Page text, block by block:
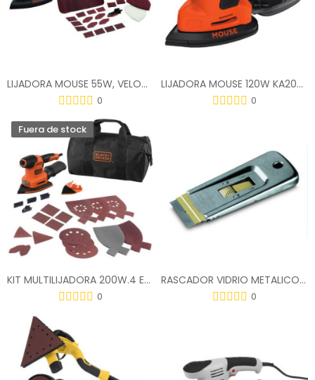
LIJADORA MOUSE 55W, VELOCIDAD 11.000 RPM
0
LIJADORA MOUSE 120W KA2000-QS
0
Fuera de stock
KIT MULTILIJADORA 200W.4 EN 1 C/22 ACC.BEW200LSAQS
0
RASCADOR VIDRIO METALICO PROFESIONAL
0